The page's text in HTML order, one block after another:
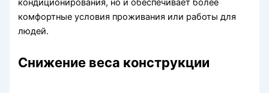
кондиционирования, но и обеспечивает более
комфортные условия проживания или работы для
людей.
Снижение веса конструкции